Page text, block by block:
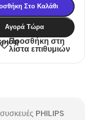
Στο Καλάθι
Αγορά Τώρα
Προσθήκη στη
λίστα επιθυμιών
συσκευές PHILIPS